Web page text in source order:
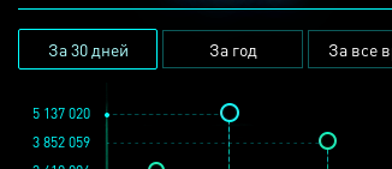
За 30 дней За год За все
3 852 059
5 137 020